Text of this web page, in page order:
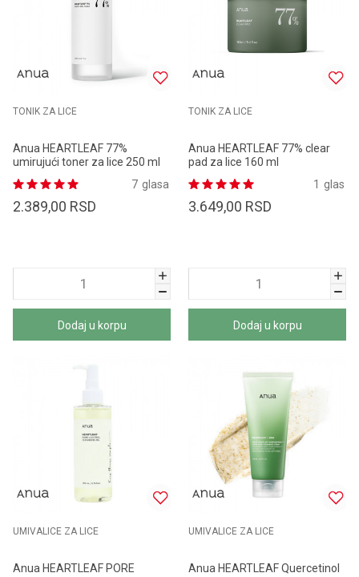
TONIK ZA LICE
Anua HEARTLEAF 77%
umirujući toner za lice 250 ml
glasa
7
2.389,00 RSD
Dodaj u korpu
TONIK ZA LICE
Anua HEARTLEAF 77% clear
pad za lice 160 ml
glas
1
3.649,00 RSD
Dodaj u korpu
UMIVALICE ZA LICE
Anua HEARTLEAF PORE
UMIVALICE ZA LICE
Anua HEARTLEAF Quercetinol